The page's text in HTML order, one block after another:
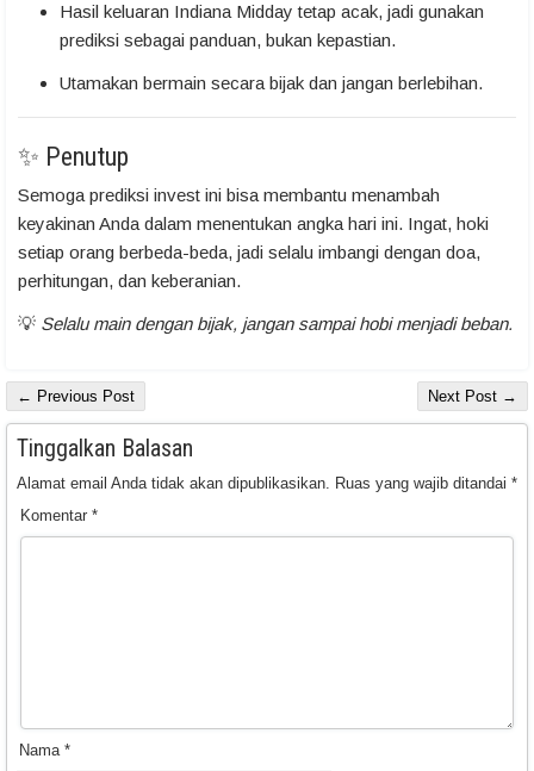
Hasil keluaran Indiana Midday tetap acak, jadi gunakan
prediksi sebagai panduan, bukan kepastian.
Utamakan bermain secara bijak dan jangan berlebihan.
✨ Penutup
Semoga prediksi invest ini bisa membantu menambah
keyakinan Anda dalam menentukan angka hari ini. Ingat, hoki
setiap orang berbeda-beda, jadi selalu imbangi dengan doa,
perhitungan, dan keberanian.
💡 Selalu main dengan bijak, jangan sampai hobi menjadi beban.
← Previous Post Next Post →
Tinggalkan Balasan
Alamat email Anda tidak akan dipublikasikan. Ruas yang wajib ditandai *
Komentar *
Nama *